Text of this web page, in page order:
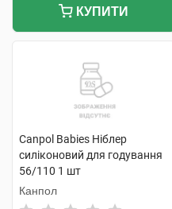
КУПИТИ
Canpol Babies Ніблер
силіконовий для годування
56/110 1 шт
Канпол